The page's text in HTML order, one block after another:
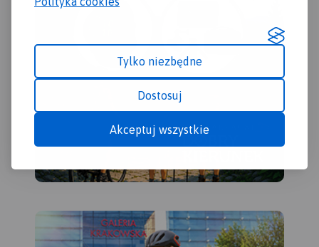
Tylko niezbędne
Dostosuj
Akceptuj wszystkie